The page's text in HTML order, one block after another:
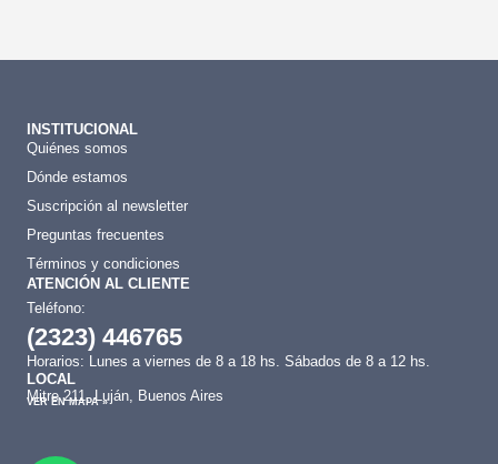
INSTITUCIONAL
Quiénes somos
Dónde estamos
Suscripción al newsletter
Preguntas frecuentes
Términos y condiciones
ATENCIÓN AL CLIENTE
Teléfono:
(2323) 446765
Horarios: Lunes a viernes de 8 a 18 hs. Sábados de 8 a 12 hs.
LOCAL
Mitre 211, Luján, Buenos Aires
VER EN MAPA »